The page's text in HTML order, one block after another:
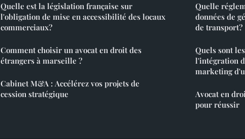
Quelle est la législation française sur
l'obligation de mise en accessibilité des locaux
commerciaux?
Comment choisir un avocat en droit des
étrangers à marseille ?
Cabinet M&A : Accélérez vos projets de
cession stratégique
Quelle
données de
de transport?
Quels sont
l'intégration
marketing
Avocat en
pour réussir